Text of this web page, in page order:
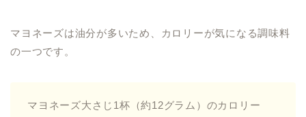
マヨネーズは油分が多いため、カロリーが気になる調味料
の一つです。
マヨネーズ大さじ1杯（約12グラム）のカロリー